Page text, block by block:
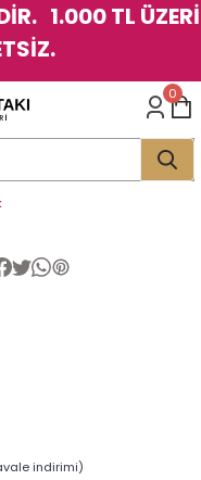
1.000 TL ÜZERİ
0
indirimi)